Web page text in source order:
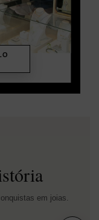
em joias.